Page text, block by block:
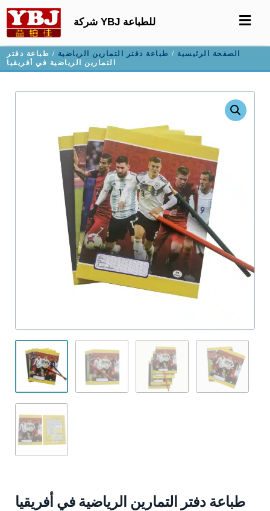
شركة YBJ للطباعة
الصفحة الرئيسية / طباعة دفتر التمارين الرياضية / طباعة دفتر
التمارين الرياضية في أفريقيا
طباعة دفتر التمارين الرياضية في أفريقيا